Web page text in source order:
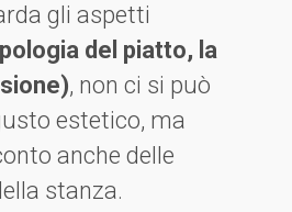
gli aspetti
del piatto, la
, non ci si può
estetico, ma
anche delle
stanza.